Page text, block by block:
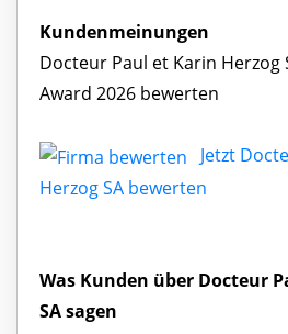
Kundenmeinungen
Docteur Paul et Karin Herzog
Award 2026 bewerten
Jetzt
Herzog SA bewerten
Was Kunden über Docteur
SA sagen